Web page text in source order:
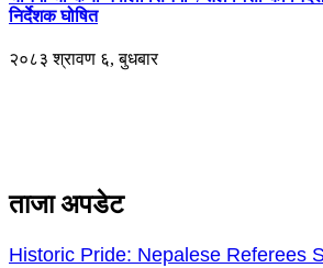
निर्देशक घोषित
२०८३ श्रावण ६, बुधबार
ताजा अपडेट
Historic Pride: Nepalese Referees